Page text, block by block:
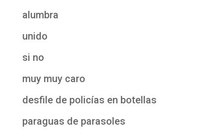
alumbra
unido
si no
muy muy caro
desfile de policías en botellas
paraguas de parasoles